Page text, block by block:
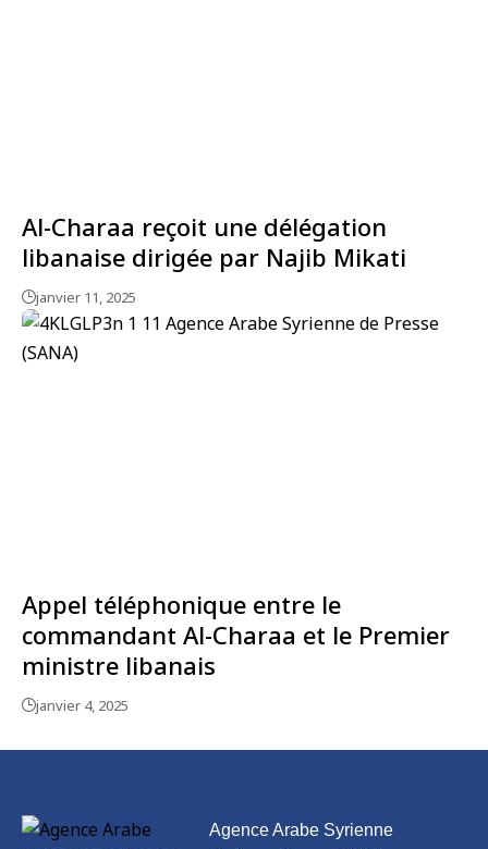
Al-Charaa reçoit une délégation
libanaise dirigée par Najib Mikati
janvier 11, 2025
Appel téléphonique entre le
commandant Al-Charaa et le Premier
ministre libanais
janvier 4, 2025
Agence Arabe Syrienne